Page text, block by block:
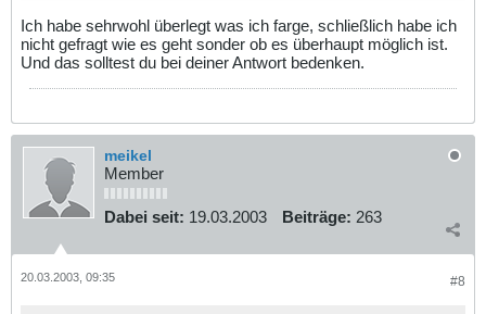
Ich habe sehrwohl überlegt was ich farge, schließlich habe ich
nicht gefragt wie es geht sonder ob es überhaupt möglich ist.
Und das solltest du bei deiner Antwort bedenken.
meikel
Member
Dabei seit: 19.03.2003 Beiträge: 263
#8
20.03.2003, 09:35